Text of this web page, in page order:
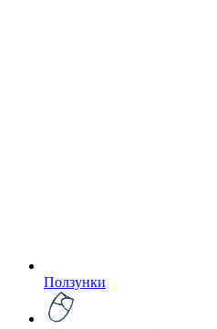
Ползунки